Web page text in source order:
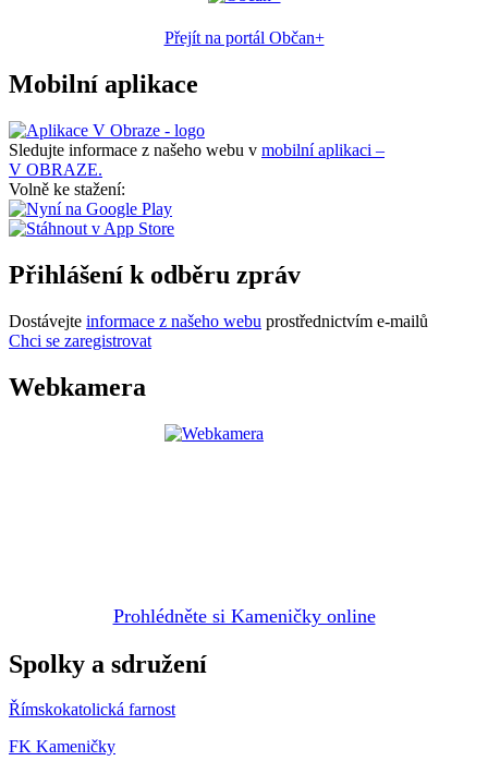
Přejít na portál Občan+
Mobilní aplikace
Sledujte informace z našeho webu v mobilní aplikaci –
V OBRAZE.
Volně ke stažení:
Přihlášení k odběru zpráv
Dostávejte informace z našeho webu prostřednictvím e-mailů
Chci se zaregistrovat
Webkamera
Prohlédněte si Kameničky online
Spolky a sdružení
Římskokatolická farnost
FK Kameničky